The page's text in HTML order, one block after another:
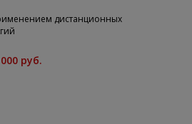
дистанционных
руб.